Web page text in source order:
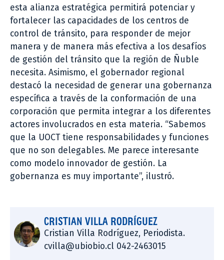
esta alianza estratégica permitirá potenciar y
fortalecer las capacidades de los centros de
control de tránsito, para responder de mejor
manera y de manera más efectiva a los desafíos
de gestión del tránsito que la región de Ñuble
necesita. Asimismo, el gobernador regional
destacó la necesidad de generar una gobernanza
específica a través de la conformación de una
corporación que permita integrar a los diferentes
actores involucrados en esta materia. “Sabemos
que la UOCT tiene responsabilidades y funciones
que no son delegables. Me parece interesante
como modelo innovador de gestión. La
gobernanza es muy importante”, ilustró.
CRISTIAN VILLA RODRÍGUEZ
Cristian Villa Rodríguez, Periodista.
cvilla@ubiobio.cl 042-2463015